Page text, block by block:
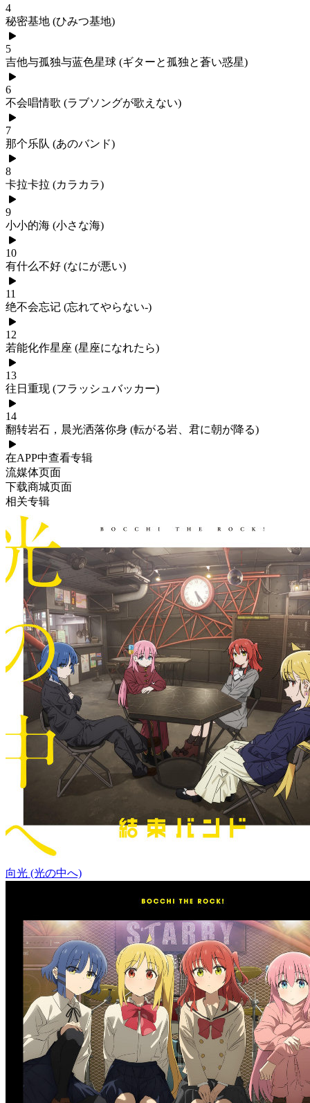
4
秘密基地 (ひみつ基地)
5
吉他与孤独与蓝色星球 (ギターと孤独と蒼い惑星)
6
不会唱情歌 (ラブソングが歌えない)
7
那个乐队 (あのバンド)
8
卡拉卡拉 (カラカラ)
9
小小的海 (小さな海)
10
有什么不好 (なにが悪い)
11
绝不会忘记 (忘れてやらない-)
12
若能化作星座 (星座になれたら)
13
往日重现 (フラッシュバッカー)
14
翻转岩石，晨光洒落你身 (転がる岩、君に朝が降る)
在APP中查看专辑
流媒体页面
下载商城页面
相关专辑
向光 (光の中へ)